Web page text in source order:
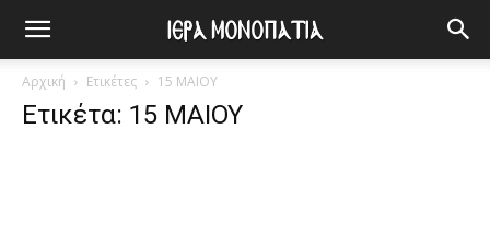
Αρχική Ετικέτες 15 ΜΑΙΟΥ
Ετικέτα: 15 ΜΑΙΟΥ